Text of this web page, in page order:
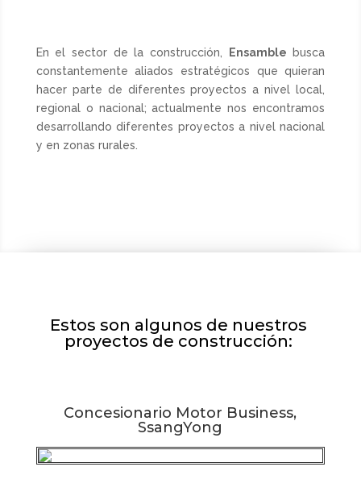
En el sector de la construcción, Ensamble busca
constantemente aliados estratégicos que quieran
hacer parte de diferentes proyectos a nivel local,
regional o nacional; actualmente nos encontramos
desarrollando diferentes proyectos a nivel nacional
y en zonas rurales.
Estos son algunos de nuestros
proyectos de construcción:
Concesionario Motor Business,
SsangYong